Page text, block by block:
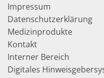
Impressum
Datenschutzerklärung
Medizinprodukte
Kontakt
Interner Bereich
Digitales